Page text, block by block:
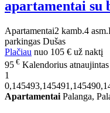
apartamentai su
Apartamentai2 kamb.4 asm.
parkingas Dušas
Plačiau nuo 105 € už naktį
95 € Kalendorius atnaujintas
1
Apartamentai Palanga,